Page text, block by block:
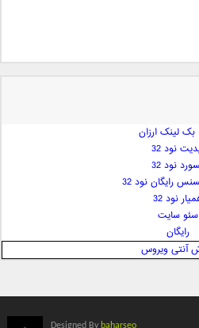
بک لینک ارزان
نود 32
نود 32
رایگان نود 32
نود 32
سئو سایت
رایگان
آنتی ویروس
Designed By baharseo